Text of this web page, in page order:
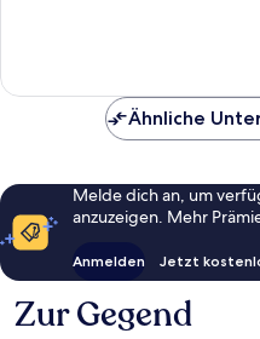
Ähnliche
Melde dich an, um
anzuzeigen. Mehr
Anmelden Jetzt
Zur Gegend